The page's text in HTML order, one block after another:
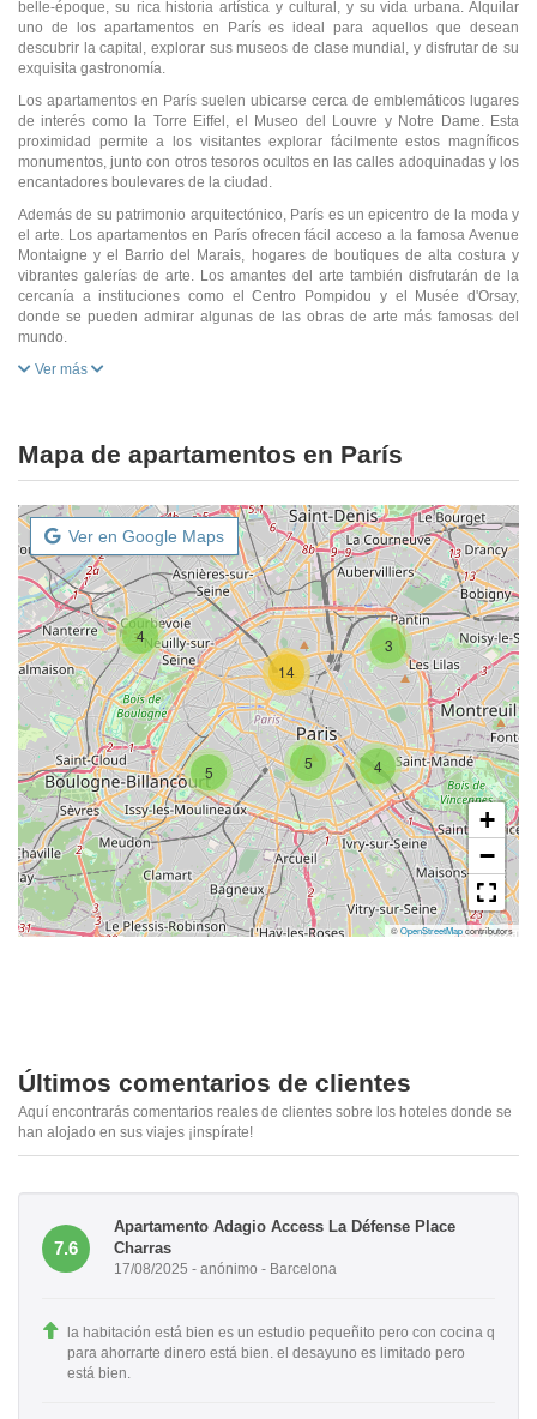
belle-époque, su rica historia artística y cultural, y su vida urbana. Alquilar
uno de los apartamentos en París es ideal para aquellos que desean
descubrir la capital, explorar sus museos de clase mundial, y disfrutar de su
exquisita gastronomía.
Los apartamentos en París suelen ubicarse cerca de emblemáticos lugares
de interés como la Torre Eiffel, el Museo del Louvre y Notre Dame. Esta
proximidad permite a los visitantes explorar fácilmente estos magníficos
monumentos, junto con otros tesoros ocultos en las calles adoquinadas y los
encantadores boulevares de la ciudad.
Además de su patrimonio arquitectónico, París es un epicentro de la moda y
el arte. Los apartamentos en París ofrecen fácil acceso a la famosa Avenue
Montaigne y el Barrio del Marais, hogares de boutiques de alta costura y
vibrantes galerías de arte. Los amantes del arte también disfrutarán de la
cercanía a instituciones como el Centro Pompidou y el Musée d'Orsay,
donde se pueden admirar algunas de las obras de arte más famosas del
mundo.
Ver más
Mapa de apartamentos en París
Ver en Google Maps
4
5 4
5
3
14
+
−
©OpenStreetMapcontributors
Últimos comentarios de clientes
Aquí encontrarás comentarios reales de clientes sobre los hoteles donde se
han alojado en sus viajes ¡inspírate!
7.6
Apartamento Adagio Access La Défense Place
Charras
17/08/2025 - anónimo - Barcelona
la habitación está bien es un estudio pequeñito pero con cocina q
para ahorrarte dinero está bien. el desayuno es limitado pero
está bien.